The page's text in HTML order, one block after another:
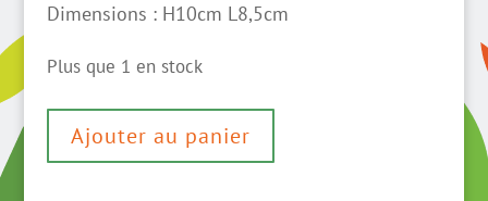
Dimensions : H10cm L8,5cm
Plus que 1 en stock
quantité
de
Ajouter au panier